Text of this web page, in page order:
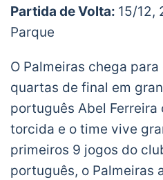
Partida de Volta: 15/12,
Parque
O Palmeiras chega
quartas de final em
português Abel Ferreira
torcida e o time vive
primeiros 9 jogos do
português, o Palmeiras